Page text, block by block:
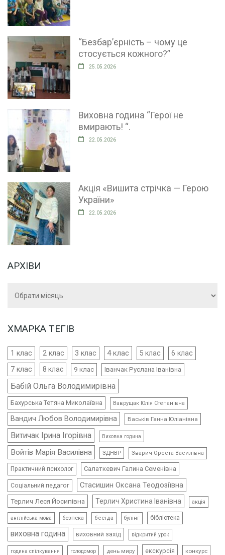
“Безбар’єрність – чому це
стосується кожного?”
25.05.2026
Виховна година “Герої не
вмирають! “.
22.05.2026
Акція «Вишита стрічка — Герою
України»
22.05.2026
АРХІВИ
ХМАРКА ТЕГІВ
1 клас 2 клас 3 клас 4 клас 5 клас 6 клас
7 клас 8 клас 9 клас Іванчак Руслана Іванівна
Бабій Ольга Володимирівна
Бахурська Тетяна Миколаївна Ваврущак Юлія Степанівна
Вандич Любов Володимирівна Васьків Ганна Юліанівна
Витичак Ірина Ігорівна Виховна година
Войтів Марія Василівна ЗДНВР Зварич Ореста Василівна
Практичний психолог Салаткевич Галина Семенівна
Соціальний педагог Стасишин Оксана Теодозіївна
Терлич Леся Йосипівна Терлич Христина Іванівна акція
англійська мова безпека бесіда булінг бібліотека
виховна година виховний захід відкритий урок
година спілкування голодомор день миру екскурсія конкурс